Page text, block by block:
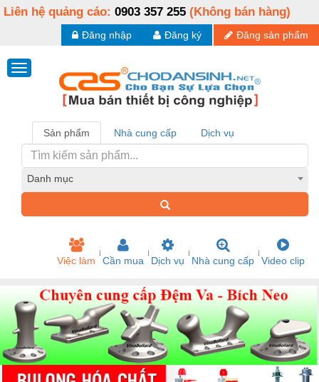
Liên hệ quảng cáo: 0903 357 255 (Không bán hàng)
Đăng sản phẩm
Đăng ký
Đăng nhập
Sản phẩm Nhà cung cấp Dịch vụ
Danh mục
Việc làm Cần mua Dịch vụ Nhà cung cấp Video clip